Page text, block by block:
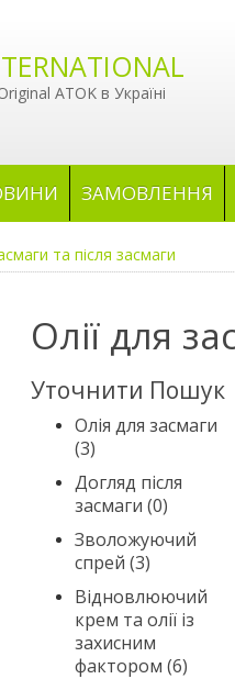
ATOK в Україні
ЗАМОВЛЕННЯ
та після засмаги
Олії для
Уточнити Пошук
Олія для засмаги
(3)
Догляд після
засмаги (0)
Зволожуючий
спрей (3)
Відновлюючий
крем та олії із
захисним
фактором (6)